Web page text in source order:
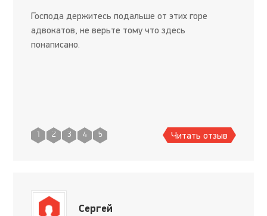
Господа держитесь подальше от этих горе
адвокатов, не верьте тому что здесь
понаписано.
1 2 3 4 5 Читать отзыв
Сергей